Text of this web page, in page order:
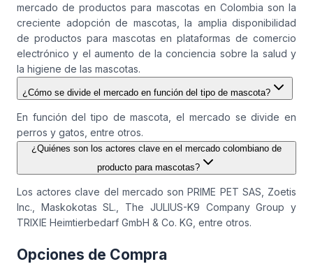
mercado de productos para mascotas en Colombia son la
creciente adopción de mascotas, la amplia disponibilidad
de productos para mascotas en plataformas de comercio
electrónico y el aumento de la conciencia sobre la salud y
la higiene de las mascotas.
¿Cómo se divide el mercado en función del tipo de mascota?
En función del tipo de mascota, el mercado se divide en
perros y gatos, entre otros.
¿Quiénes son los actores clave en el mercado colombiano de
producto para mascotas?
Los actores clave del mercado son PRIME PET SAS, Zoetis
Inc., Maskokotas SL., The JULIUS-K9 Company Group y
TRIXIE Heimtierbedarf GmbH & Co. KG, entre otros.
Opciones de Compra